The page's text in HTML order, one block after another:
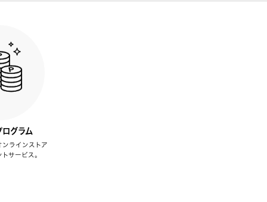
ログラム
ラインストア
サービス。